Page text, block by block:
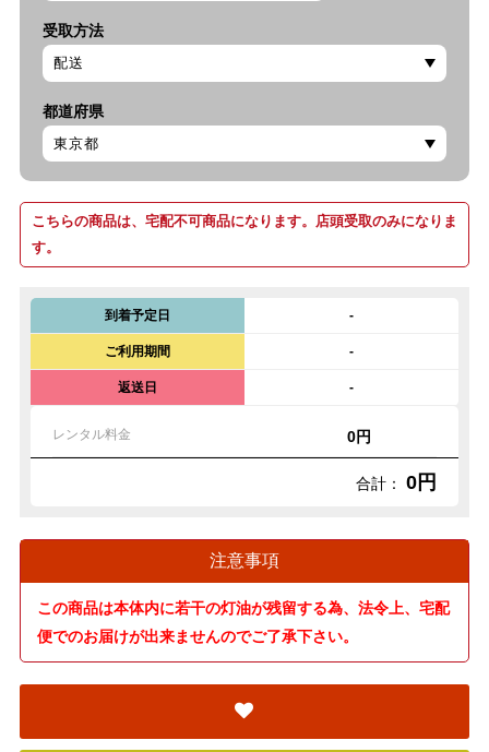
受取方法
都道府県
こちらの商品は、宅配不可商品になります。店頭受取のみになりま
す。
到着予定日 -
ご利用期間 -
返送日 -
レンタル料金 0円
合計： 0円
注意事項
この商品は本体内に若干の灯油が残留する為、法令上、宅配
便でのお届けが出来ませんのでご了承下さい。